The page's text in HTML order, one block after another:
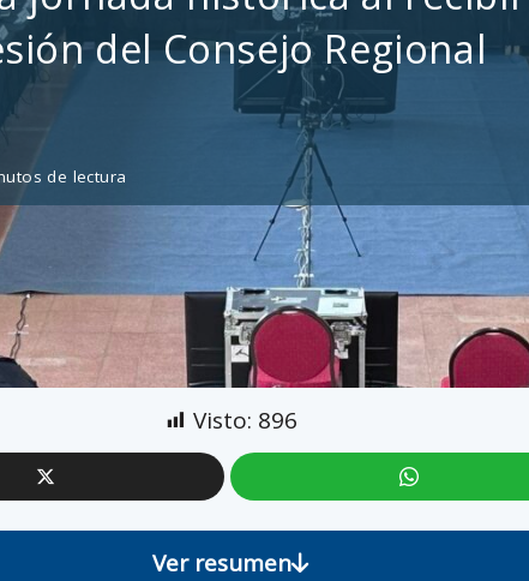
del Consejo Regional
de lectura
Visto: 896
Ver resumen